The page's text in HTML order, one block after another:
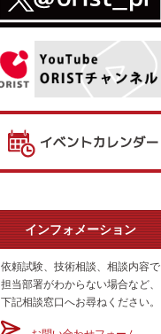
インフォメーション
依頼試験、技術相談、相談内容で
担当部署がわからない場合など、
下記相談窓口へお尋ねください。